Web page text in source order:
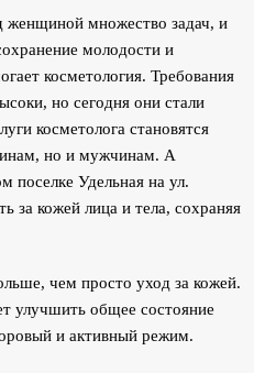
женщиной множество задач, и
молодости и
косметология. Требования
но сегодня они стали
косметолога становятся
но и мужчинам. А
поселке Удельная на ул.
за кожей лица и тела, сохраняя
чем просто уход за кожей.
улучшить общее состояние
и активный режим.